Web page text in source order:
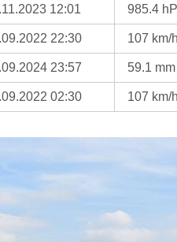
12:01 985.4
22:30 107 km/h
23:57 59.1 mm
02:30 107 km/h